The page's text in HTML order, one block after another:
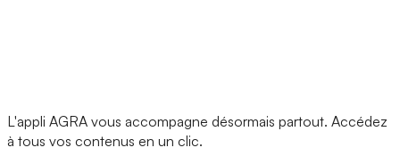
L'appli AGRA vous accompagne désormais partout. Accédez
à tous vos contenus en un clic.